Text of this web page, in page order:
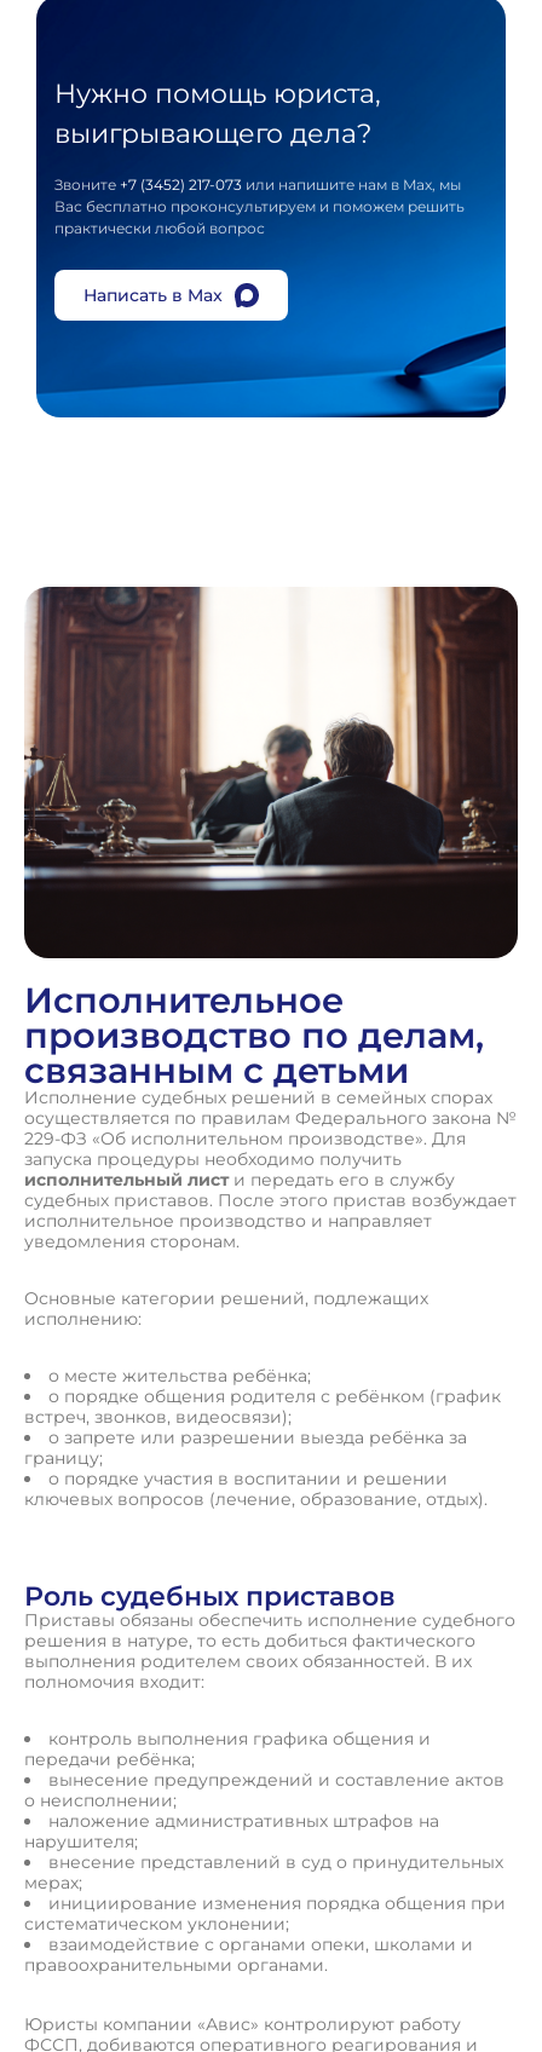
Нужно помощь юриста,
выигрывающего дела?
Звоните +7 (3452) 217-073 или напишите нам в Max, мы
Вас бесплатно проконсультируем и поможем решить
практически любой вопрос
Написать в Max
Исполнительное
производство по делам,
связанным с детьми
Исполнение судебных решений в семейных спорах
осуществляется по правилам Федерального закона №
229-ФЗ «Об исполнительном производстве». Для
запуска процедуры необходимо получить
исполнительный листи передать его в службу
судебных приставов. После этого пристав возбуждает
исполнительное производство и направляет
уведомления сторонам.
Основные категории решений, подлежащих
исполнению:
о месте жительства ребёнка;
о порядке общения родителя с ребёнком (график
встреч, звонков, видеосвязи);
о запрете или разрешении выезда ребёнка за
границу;
о порядке участия в воспитании и решении
ключевых вопросов (лечение, образование, отдых).
Роль судебных приставов
Приставы обязаны обеспечить исполнение судебного
решения в натуре, то есть добиться фактического
выполнения родителем своих обязанностей. В их
полномочия входит:
контроль выполнения графика общения и
передачи ребёнка;
вынесение предупреждений и составление актов
о неисполнении;
наложение административных штрафов на
нарушителя;
внесение представлений в суд о принудительных
мерах;
инициирование изменения порядка общения при
систематическом уклонении;
взаимодействие с органами опеки, школами и
правоохранительными органами.
Юристы компании «Авис» контролируют работу
ФССП, добиваются оперативного реагирования и